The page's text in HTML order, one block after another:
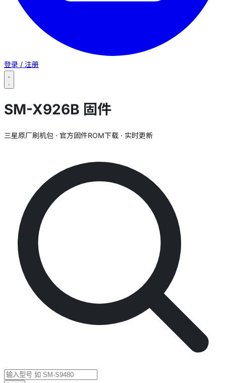
登录 / 注册
SM-X926B 固件
三星原厂刷机包 · 官方固件ROM下载 · 实时更新